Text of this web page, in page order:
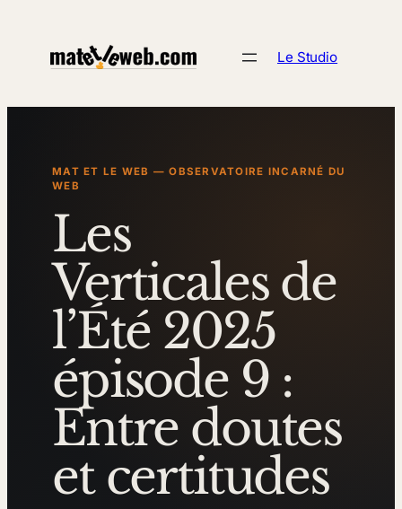
contenu
Le Studio
MAT ET LE WEB — OBSERVATOIRE INCARNÉ DU
WEB
Les
Verticales de
l’Été 2025
épisode 9 :
Entre doutes
et certitudes